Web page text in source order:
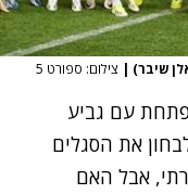
שיבר) | צילום: ספורט 5
עם גביע
את הסגלים
אבל האם